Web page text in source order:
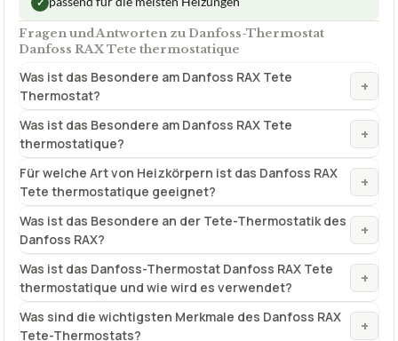
Fragen und Antworten zu Danfoss-Thermostat
Danfoss RAX Tete thermostatique
Was ist das Besondere am Danfoss RAX Tete
Thermostat?
+
Was ist das Besondere am Danfoss RAX Tete
thermostatique?
+
Für welche Art von Heizkörpern ist das Danfoss RAX
Tete thermostatique geeignet?
+
Was ist das Besondere an der Tete-Thermostatik des
Danfoss RAX?
+
Was ist das Danfoss-Thermostat Danfoss RAX Tete
thermostatique und wie wird es verwendet?
+
Was sind die wichtigsten Merkmale des Danfoss RAX
Tete-Thermostats?
+